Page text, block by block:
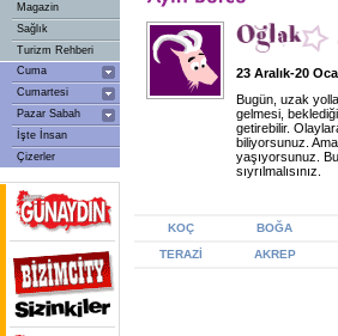
Magazin
Sağlık
Turizm Rehberi
Cuma
Cumartesi
Pazar Sabah
İşte İnsan
Çizerler
23 Aralık-20
Bugün, uzak
gelmesi,
getirebilir.
biliyorsunuz.
yaşıyorsunuz.
sıyrılmalısınız.
KOÇ BOĞA
TERAZİ
AKREP